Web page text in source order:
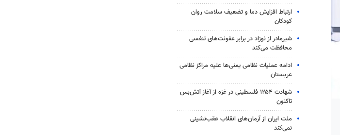
ارتباط افزایش دما و تضعیف سلامت روان
کودکان
شیرمادر از نوزاد در برابر عفونت‌های تنفسی
محافظت می‌کند
ادامه عملیات نظامی یمنی‌ها علیه مراکز نظامی
عربستان
شهادت ۱۲۵۴ فلسطینی در غزه از آغاز آتش‌بس
تاکنون
ملت ایران از آرمان‌های انقلاب عقب‌نشینی
نمی‌کند